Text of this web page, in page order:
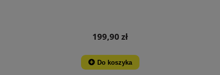
199,90 zł
Do koszyka